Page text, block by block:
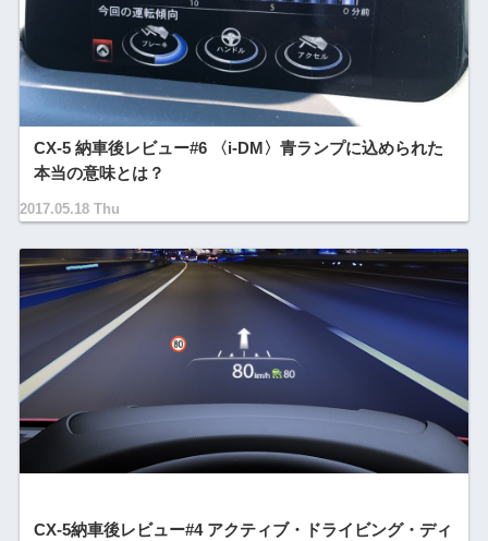
2017.05.18 Thu
CX-5 納車後レビュー#6 〈i-DM〉青ランプに込められた
本当の意味とは？
CX-5納車後レビュー#4 アクティブ・ドライビング・ディ